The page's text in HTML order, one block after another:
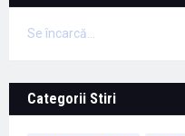
Se încarcă...
Categorii Stiri